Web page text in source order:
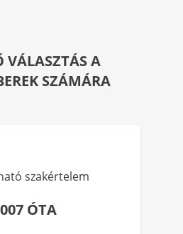
VÁLASZTÁS A
SZÁMÁRA
szakértelem
ÓTA